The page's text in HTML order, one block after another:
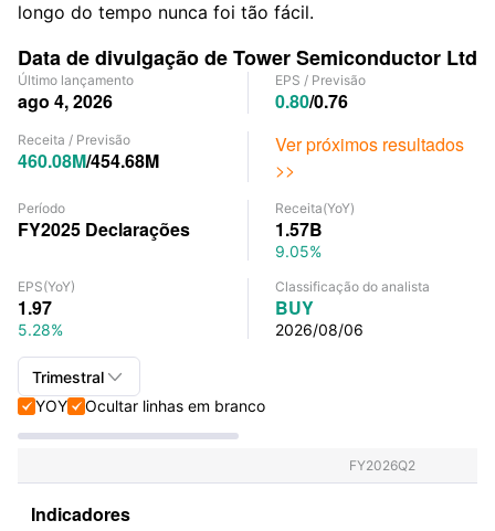
longo do tempo nunca foi tão fácil.
Data de divulgação de Tower Semiconductor Ltd
Último lançamento
ago 4, 2026
EPS / Previsão
0.80/0.76
Receita / Previsão
460.08M/454.68M
Ver próximos resultados
>>
Período
FY2025 Declarações
Receita(YoY)
1.57B
9.05%
EPS(YoY)
1.97
5.28%
Classificação do analista
BUY
2026/08/06
Trimestral 
YOYOcultar linhas em branco
FY2026Q2
Indicadores